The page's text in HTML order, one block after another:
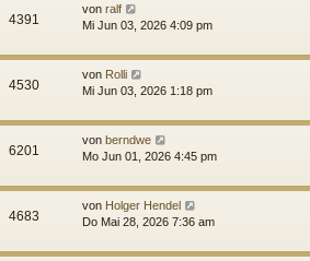
4391
von ralf
Mi Jun 03, 2026 4:09 pm
4530
von Rolli
Mi Jun 03, 2026 1:18 pm
6201
von berndwe
Mo Jun 01, 2026 4:45 pm
4683
von Holger Hendel
Do Mai 28, 2026 7:36 am